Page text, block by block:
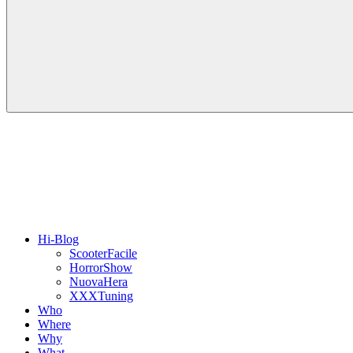
Hi-Blog
ScooterFacile
HorrorShow
NuovaHera
XXXTuning
Who
Where
Why